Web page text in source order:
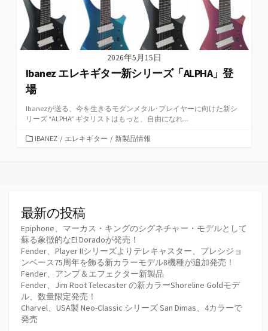
2026年5月15日
Ibanez エレキギター新シリーズ「ALPHA」登
場
Ibanezが送る、今を生きるモダンメタル･プレイヤーに向けた新シ
リーズ “ALPHA” ギタリストはもっと、自由になれ...
カIBANEZ / エレキギター / 新製品情報
最新の投稿
Epiphone、マーカス・キングのシグネチャー・モデルとして
蘇る象徴的なEl Doradoが発売！
Fender、Player IIシリーズよりテレキャスター、プレシジョ
ンベース75周年を飾る新カラーモデル8機種が追加発売！
Fender、アンプ＆エフェクター新製品
Fender、Jim Root Telecaster の新カラーShoreline Goldモデ
ル、数量限定発売！
Charvel、USA製 Neo-Classic シリーズ San Dimas、4カラーで
発売